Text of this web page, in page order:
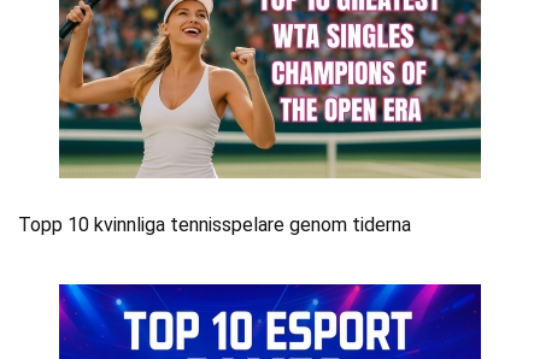
Topp 10 kvinnliga tennisspelare genom tiderna